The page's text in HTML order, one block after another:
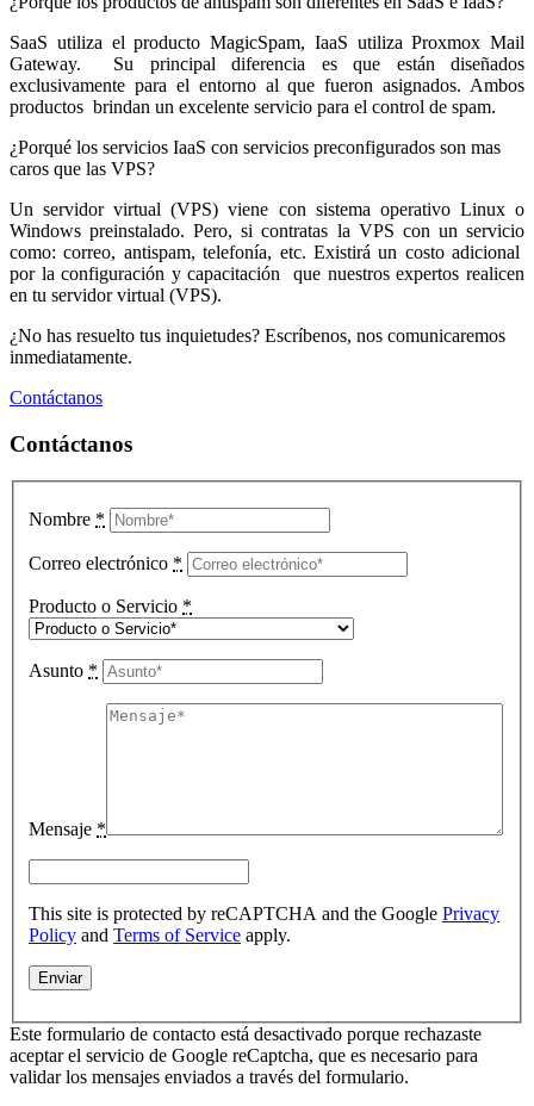
SaaS utiliza el producto MagicSpam, IaaS utiliza Proxmox Mail
Gateway. Su principal diferencia es que están diseñados
exclusivamente para el entorno al que fueron asignados. Ambos
productos brindan un excelente servicio para el control de spam.
¿Porqué los servicios IaaS con servicios preconfigurados son mas
caros que las VPS?
Un servidor virtual (VPS) viene con sistema operativo Linux o
Windows preinstalado. Pero, si contratas la VPS con un servicio
como: correo, antispam, telefonía, etc. Existirá un costo adicional
por la configuración y capacitación que nuestros expertos realicen
en tu servidor virtual (VPS).
¿No has resuelto tus inquietudes? Escríbenos, nos comunicaremos
inmediatamente.
Contáctanos
Contáctanos
Nombre *
Correo electrónico *
Producto o Servicio *
Asunto *
Mensaje *
This site is protected by reCAPTCHA and the Google Privacy
Policy and Terms of Service apply.
Este formulario de contacto está desactivado porque rechazaste
aceptar el servicio de Google reCaptcha, que es necesario para
validar los mensajes enviados a través del formulario.